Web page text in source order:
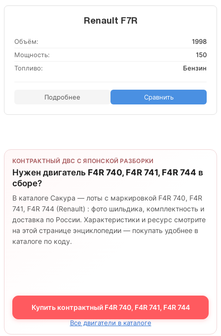
Renault F7R
Объём:
1998
Мощность:
150
Топливо:
Бензин
Подробнее Сравнить
КОНТРАКТНЫЙ ДВС С ЯПОНСКОЙ РАЗБОРКИ
Нужен двигатель F4R 740, F4R 741, F4R 744 в
сборе?
В каталоге Сакура — лоты с маркировкой F4R 740, F4R
741, F4R 744 (Renault) : фото шильдика, комплектность и
доставка по России. Характеристики и ресурс смотрите
на этой странице энциклопедии — покупать удобнее в
каталоге по коду.
Купить контрактный F4R 740, F4R 741, F4R 744
Все двигатели в каталоге